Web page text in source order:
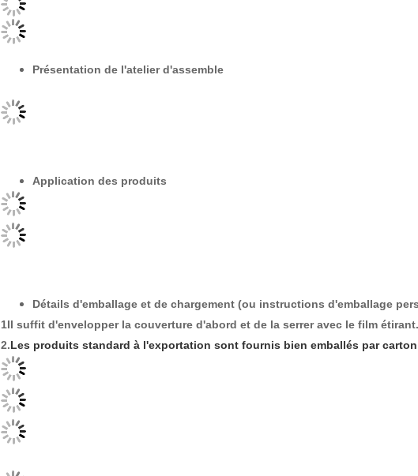
Présentation de l'atelier d'assemble
Application des produits
Détails d'emballage et de chargement (ou instructions d'emballage
1Il suffit d'envelopper la couverture d'abord et de la serrer avec le film étirant.
2.Les produits standard à l'exportation sont fournis bien emballés par